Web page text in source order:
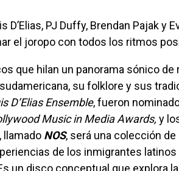
D’Elias, PJ Duffy, Brendan Pajak y
el joropo con todos los ritmos
su folklore y sus
D’Elias Ensemble, fueron
Music in Media Awards, y
llamado NOS, será una colección de
de los inmigrantes latinos
un disco conceptual que explora